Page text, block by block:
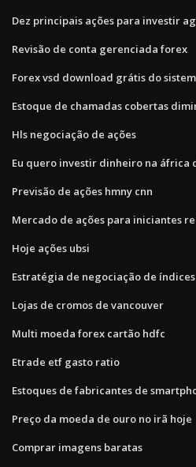
Dez principais ações para investir
Revisão de conta gerenciada forex
Forex vsd download grátis do
Estoque de chamadas cobertas
Hls negociação de ações
Eu quero investir dinheiro na áfrica
Previsão de ações hmny cnn
Mercado de ações para iniciantes
Hoje ações ubsi
Estratégia de negociação de
Lojas de cromos de vancouver
Multi moeda forex cartão hdfc
Etrade etf gasto ratio
Estoques de fabricantes de
Preço da moeda de ouro no irã hoje
Comprar imagens baratas